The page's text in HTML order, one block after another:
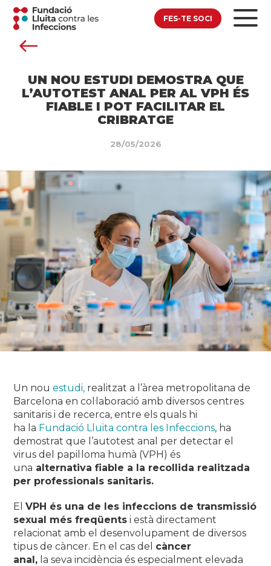
FES-TE SOCI
UN NOU ESTUDI DEMOSTRA QUE
L’AUTOTEST ANAL PER AL VPH ÉS
FIABLE I POT FACILITAR EL
CRIBRATGE
28/05/2026
Un nouestudi, realitzat a l’àrea metropolitana de
Barcelona en col·laboració amb diversos centres
sanitaris i de recerca, entre els quals hi
ha la Fundació Lluita contra les Infeccions, ha
demostrat que l’autotest anal per detectar el
virus del papil·loma humà (VPH) és
una alternativa fiable a la recollida realitzada
per professionals sanitaris.
ElVPH és una de les infeccions de transmissió
sexual més freqüents i està directament
relacionat amb el desenvolupament de diversos
tipus de càncer. En el cas del càncer
anal, la seva incidència és especialment elevada